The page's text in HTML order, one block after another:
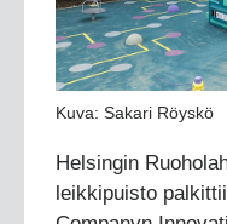
Kuva: Sakari Röyskö
Helsingin
leikkipuisto